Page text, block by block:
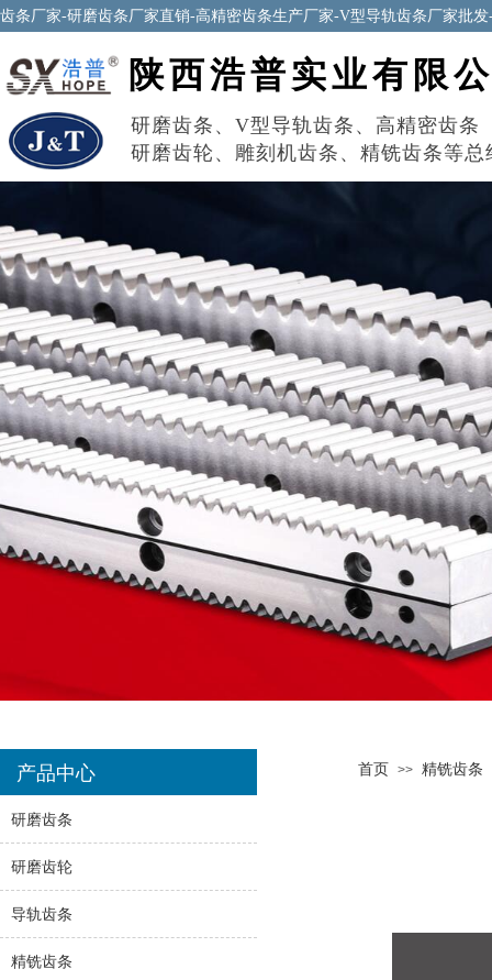
齿条厂家-研磨齿条厂家直销-高精密齿条生产厂家-V型导轨齿条厂家批
研磨齿条 、 V型导轨齿条 、 高精密齿条
研磨齿轮 、 雕刻机齿条 、 精铣齿条等总
陕西浩普实业有限
产品中心 首页 >> 精铣齿条
研磨齿条
研磨齿轮
导轨齿条
精铣齿条